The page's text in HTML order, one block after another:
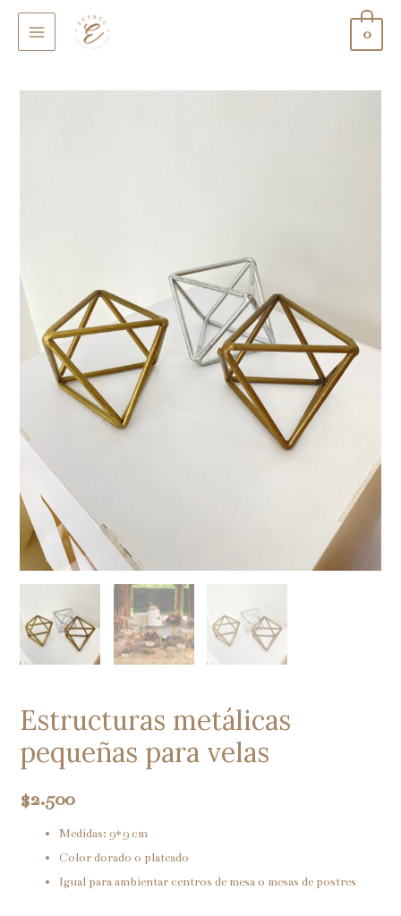
MAIN
0
Estructuras metálicas
pequeñas para velas
$2.500
Medidas: 9*9 cm
Color dorado o plateado
Igual para ambientar centros de mesa o mesas de postres